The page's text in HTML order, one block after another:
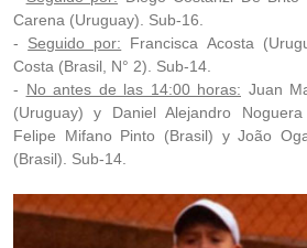
Carena (Uruguay). Sub-16.
- Seguido por: Francisca Acosta
Costa (Brasil, N° 2). Sub-14.
- No antes de las 14:00 horas: Juan
(Uruguay) y Daniel Alejandro
Felipe Mifano Pinto (Brasil) y João
(Brasil). Sub-14.